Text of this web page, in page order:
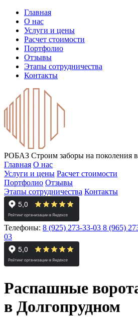
Главная
О нас
Услуги и цены
Расчет стоимости
Портфолио
Отзывы
Этапы сотрудничества
Контакты
РОБАЗ Строим заборы на поколения
Главная О нас
Услуги и цены Расчет стоимости
Портфолио Отзывы
Этапы сотрудничества Контакты
Телефоны: 8 (925) 273-33-03 8 (965)
03
Распашные
в Долгопрудном